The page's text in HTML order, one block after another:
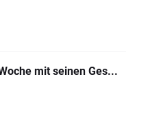
mit seinen Ges...